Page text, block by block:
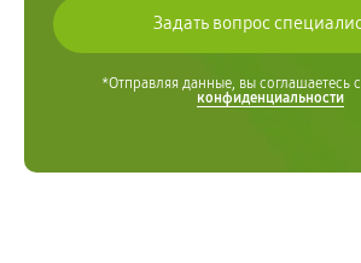
*Отправляя данные, вы соглашаетесь с
конфиденциальности